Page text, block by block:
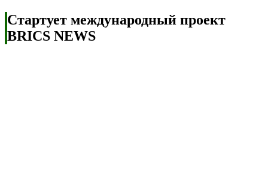
Стартует международный проект
BRICS NEWS